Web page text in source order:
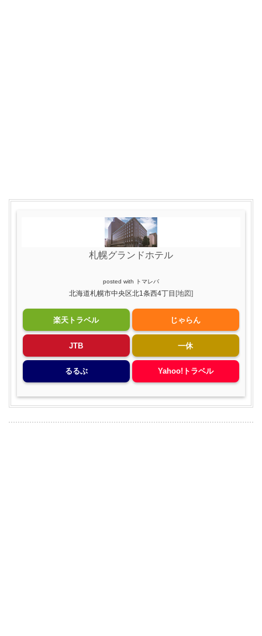
札幌グランドホテル
posted with トマレバ
北海道札幌市中央区北1条西4丁目[地図]
楽天トラベル じゃらん
JTB 一休
るるぶ Yahoo!トラベル